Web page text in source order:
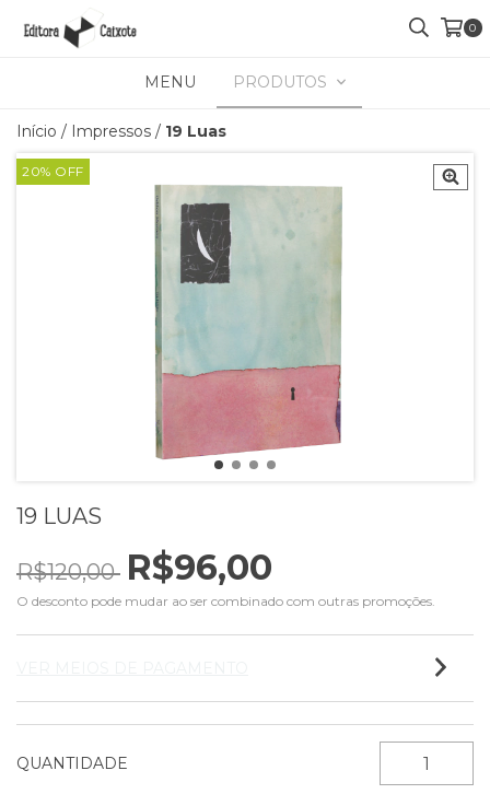
0
MENU PRODUTOS
Início / Impressos / 19 Luas
20% OFF
19 LUAS
R$120,00 R$96,00
O desconto pode mudar ao ser combinado com outras promoções.
QUANTIDADE